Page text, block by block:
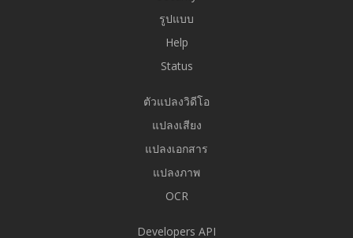
รูปแบบ
Help
Status
ตัวแปลงวิดีโอ
แปลงเสียง
แปลงเอกสาร
แปลงภาพ
OCR
Developers API